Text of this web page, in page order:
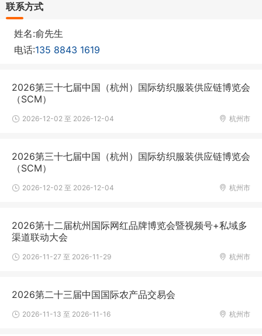
联系方式
姓名:俞先生
电话:135 8843 1619
2026第三十七届中国（杭州）国际纺织服装供应链博览会
（SCM）
杭州市
2026-12-02 至 2026-12-04
2026第三十七届中国（杭州）国际纺织服装供应链博览会
（SCM）
杭州市
2026-12-02 至 2026-12-04
2026第十二届杭州国际网红品牌博览会暨视频号+私域多
渠道联动大会
杭州市
2026-11-27 至 2026-11-29
2026第二十三届中国国际农产品交易会
杭州市
2026-11-13 至 2026-11-16